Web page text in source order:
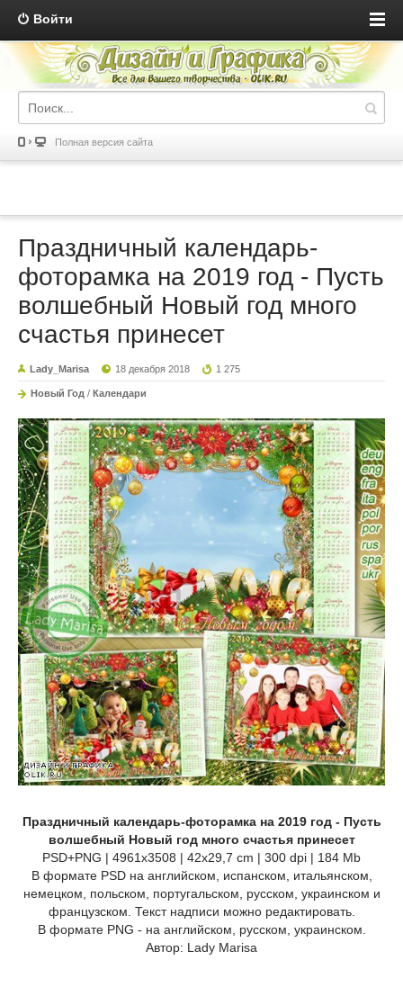
Войти
Полная версия сайта
Праздничный календарь-
фоторамка на 2019 год - Пусть
волшебный Новый год много
счастья принесет
Lady_Marisa 18 декабря 2018 1 275
Новый Год / Календари
Праздничный календарь-фоторамка на 2019 год - Пусть
волшебный Новый год много счастья принесет
PSD+PNG | 4961x3508 | 42x29,7 cm | 300 dpi | 184 Mb
В формате PSD на английском, испанском, итальянском,
немецком, польском, португальском, русском, украинском и
французском. Текст надписи можно редактировать.
В формате PNG - на английском, русском, украинском.
Автор: Lady Marisa